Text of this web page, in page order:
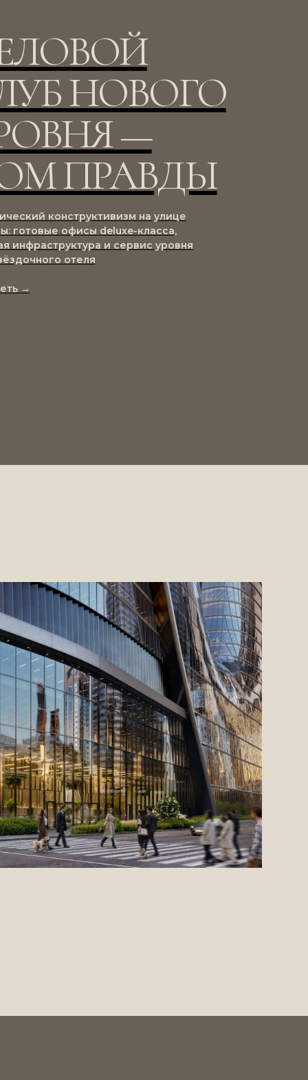
→
НОВОГО
—
ПРАВДЫ
конструктивизм на улице
готовые офисы deluxe-класса,
инфраструктура и сервис уровня
отеля